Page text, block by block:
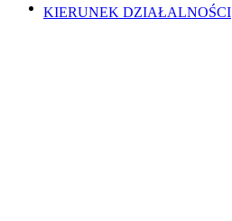
KIERUNEK DZIAŁALNOŚCI